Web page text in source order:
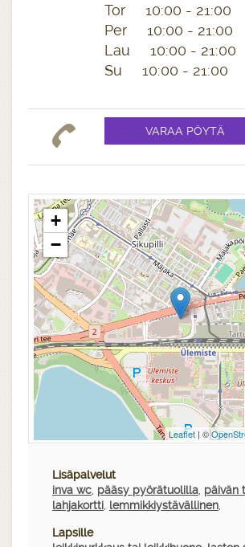
Tor 10:00 - 21:00
Per 10:00 - 21:00
Lau 10:00 - 21:00
Su 10:00 - 21:00
+
−
Leaflet | ©
Lisäpalvelut
inva wc, pääsy pyörätuolilla, päivän
lahjakortti, lemmikkiystävällinen,
Lapsille